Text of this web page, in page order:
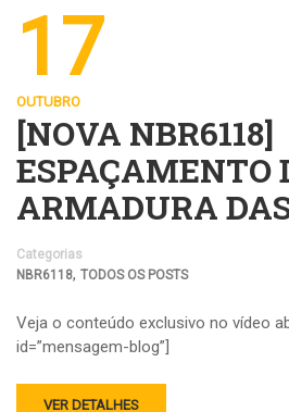
17
OUTUBRO
[NOVA NBR6118]
ESPAÇAMENTO
ARMADURA
Categorias
NBR6118, TODOS OS POSTS
Veja o conteúdo exclusivo no vídeo
id=”mensagem-blog”]
VER DETALHES